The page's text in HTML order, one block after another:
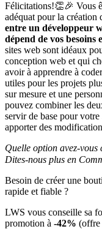
Félicitations!👏🎉 Vous
adéquat pour la création
entre un développeur
dépend de vos besoins
sites web sont idéaux
conception web et qui
avoir à apprendre à
utiles pour les projets
sur mesure et une
pouvez combiner les
servir de base pour
apporter des
Quelle option avez-
Dites-nous plus en
Besoin de créer une
rapide et fiable ?
LWS vous conseille sa
promotion à -42% (offre